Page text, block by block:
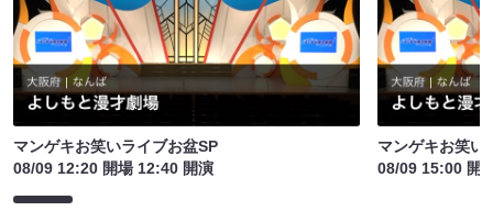
マンゲキお笑いライブお盆SP
08/09 12:20 開場 12:40 開演
マンゲキお笑い
08/09 15:00 開